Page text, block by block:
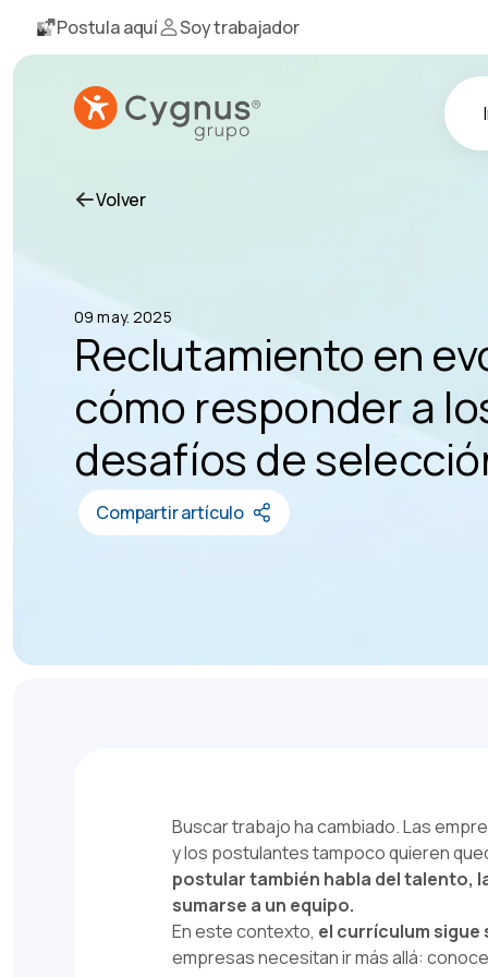
Postula aquí Soy trabajador
Volver
09 may. 2025
Reclutamiento en
cómo responder a
desafíos de
Compartir artículo
Buscar trabajo ha cambiado. Las
y los postulantes tampoco quieren
postular también habla del talento,
sumarse a un equipo.
En este contexto, el currículum
empresas necesitan ir más allá: